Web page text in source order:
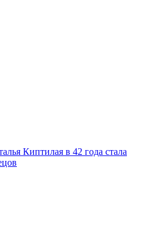
Киптилая в 42 года стала